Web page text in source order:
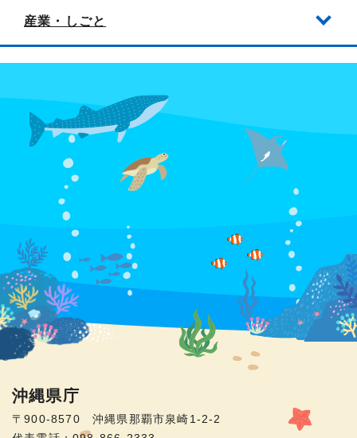
産業・しごと
沖縄県庁
〒900-8570 沖縄県那覇市泉崎1-2-2